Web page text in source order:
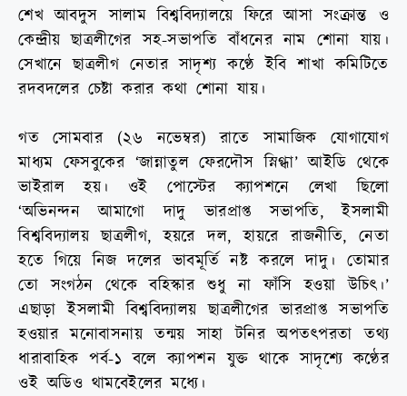
শেখ আবদুস সালাম বিশ্ববিদ্যালয়ে ফিরে আসা সংক্রান্ত ও
কেন্দ্রীয় ছাত্রলীগের সহ-সভাপতি বাঁধনের নাম শোনা যায়।
সেখানে ছাত্রলীগ নেতার সাদৃশ্য কণ্ঠে ইবি শাখা কমিটিতে
রদবদলের চেষ্টা করার কথা শোনা যায়।
গত সোমবার (২৬ নভেম্বর) রাতে সামাজিক যোগাযোগ
মাধ্যম ফেসবুকের ‘জান্নাতুল ফেরদৌস স্নিগ্ধা’ আইডি থেকে
ভাইরাল হয়। ওই পোস্টের ক্যাপশনে লেখা ছিলো
‘অভিনন্দন আমাগো দাদু ভারপ্রাপ্ত সভাপতি, ইসলামী
বিশ্ববিদ্যালয় ছাত্রলীগ, হয়রে দল, হায়রে রাজনীতি, নেতা
হতে গিয়ে নিজ দলের ভাবমূর্তি নষ্ট করলে দাদু। তোমার
তো সংগঠন থেকে বহিস্কার শুধু না ফাঁসি হওয়া উচিৎ।’
এছাড়া ইসলামী বিশ্ববিদ্যালয় ছাত্রলীগের ভারপ্রাপ্ত সভাপতি
হওয়ার মনোবাসনায় তন্ময় সাহা টনির অপতৎপরতা তথ্য
ধারাবাহিক পর্ব-১ বলে ক্যাপশন যুক্ত থাকে সাদৃশ্যে কণ্ঠের
ওই অডিও থামবেইলের মধ্যে।